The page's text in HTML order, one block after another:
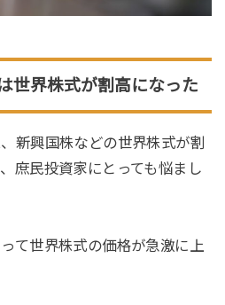
世界株式が割高になった
新興国株などの世界株式が割
庶民投資家にとっても悩まし
て世界株式の価格が急激に上